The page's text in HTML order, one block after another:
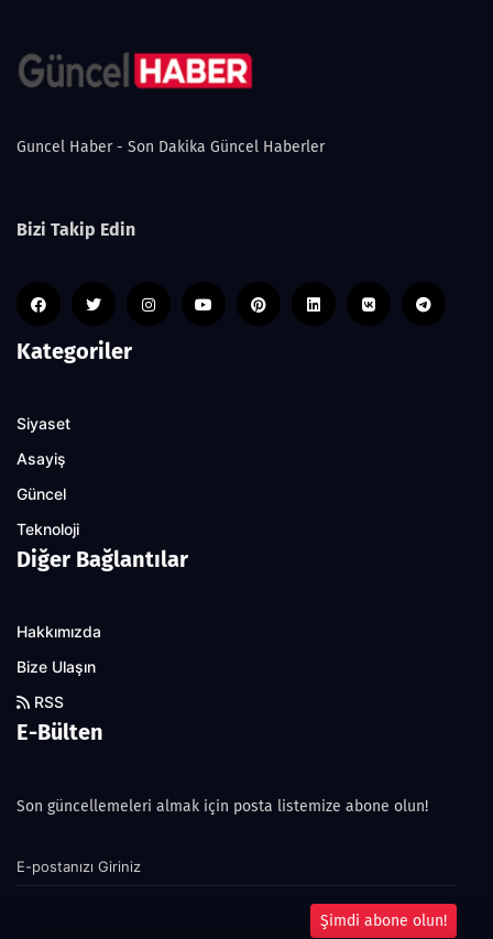
Guncel Haber - Son Dakika Güncel Haberler
Bizi Takip Edin
Kategoriler
Siyaset
Asayiş
Güncel
Teknoloji
Diğer Bağlantılar
Hakkımızda
Bize Ulaşın
RSS
E-Bülten
Son güncellemeleri almak için posta listemize abone olun!
Şimdi abone olun!